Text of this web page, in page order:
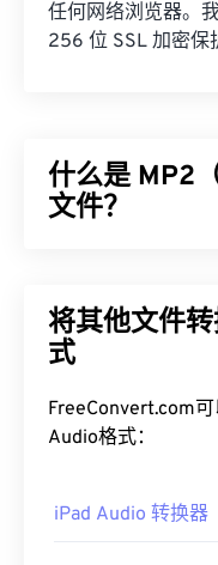
任何网络浏览器。
256 位 SSL 加密保
什么是 MP2
文件？
音频广播 (DAB)、
能光盘 (
如何打开
器。该播放器适用
将其他文件
式
FreeConvert.com
Audio格式：
iPad Audio 转换器